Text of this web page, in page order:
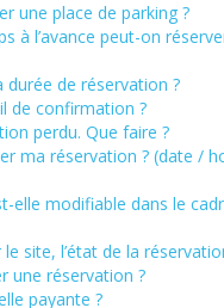
une place de parking ?
à l’avance peut-on
durée de réservation ?
de confirmation ?
perdu. Que faire ?
ma réservation ? (date /
elle modifiable dans le
site, l’état de la
une réservation ?
payante ?